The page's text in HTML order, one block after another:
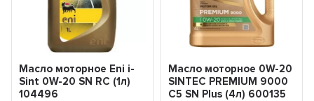
Масло моторное Eni i-
Sint 0W-20 SN RC (1л)
104496
Масло моторное 0W-20
SINTEC PREMIUM 9000
C5 SN Plus (4л) 600135